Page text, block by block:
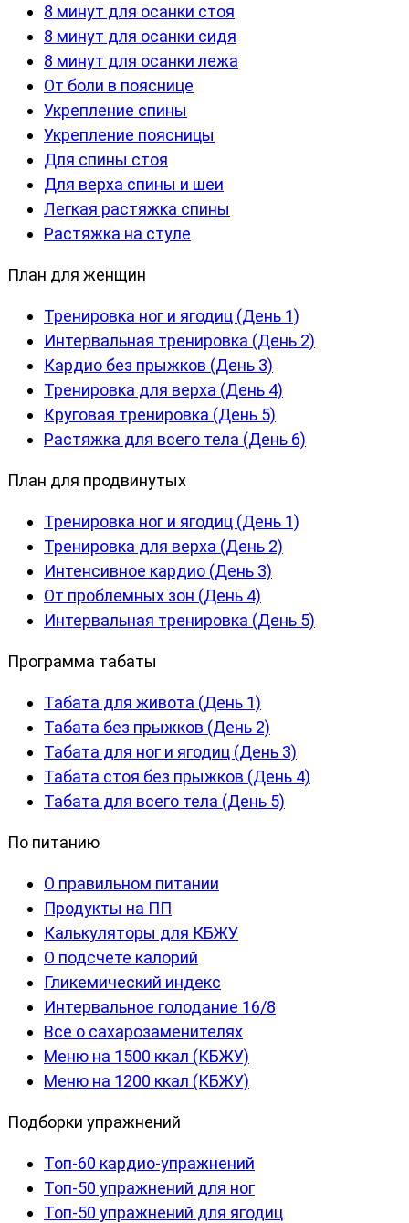
8 минут для осанки стоя
8 минут для осанки сидя
8 минут для осанки лежа
От боли в пояснице
Укрепление спины
Укрепление поясницы
Для спины стоя
Для верха спины и шеи
Легкая растяжка спины
Растяжка на стуле
План для женщин
Тренировка ног и ягодиц (День 1)
Интервальная тренировка (День 2)
Кардио без прыжков (День 3)
Тренировка для верха (День 4)
Круговая тренировка (День 5)
Растяжка для всего тела (День 6)
План для продвинутых
Тренировка ног и ягодиц (День 1)
Тренировка для верха (День 2)
Интенсивное кардио (День 3)
От проблемных зон (День 4)
Интервальная тренировка (День 5)
Программа табаты
Табата для живота (День 1)
Табата без прыжков (День 2)
Табата для ног и ягодиц (День 3)
Табата стоя без прыжков (День 4)
Табата для всего тела (День 5)
По питанию
О правильном питании
Продукты на ПП
Калькуляторы для КБЖУ
О подсчете калорий
Гликемический индекс
Интервальное голодание 16/8
Все о сахарозаменителях
Меню на 1500 ккал (КБЖУ)
Меню на 1200 ккал (КБЖУ)
Подборки упражнений
Топ-60 кардио-упражнений
Топ-50 упражнений для ног
Топ-50 упражнений для ягодиц